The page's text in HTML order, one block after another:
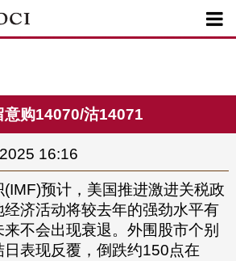

意购14070/沽14071
16:16
(IMF)预计，美国推进激进关税政
济活动将较去年的强劲水平有
不会出现衰退。外围股市个别
表现反覆，倒跌约150点在